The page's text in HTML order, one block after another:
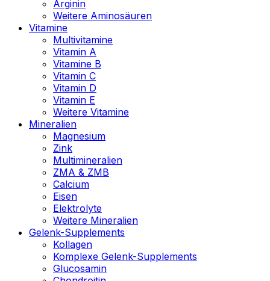
Arginin
Weitere Aminosäuren
Vitamine
Multivitamine
Vitamin A
Vitamine B
Vitamin C
Vitamin D
Vitamin E
Weitere Vitamine
Mineralien
Magnesium
Zink
Multimineralien
ZMA & ZMB
Calcium
Eisen
Elektrolyte
Weitere Mineralien
Gelenk-Supplements
Kollagen
Komplexe Gelenk-Supplements
Glucosamin